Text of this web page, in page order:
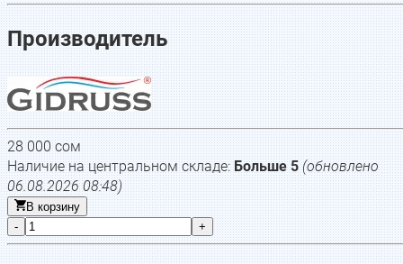
Производитель
28 000сом
Наличие на центральном складе: Больше 5 (обновлено
06.08.2026 08:48)
В корзину
-
+